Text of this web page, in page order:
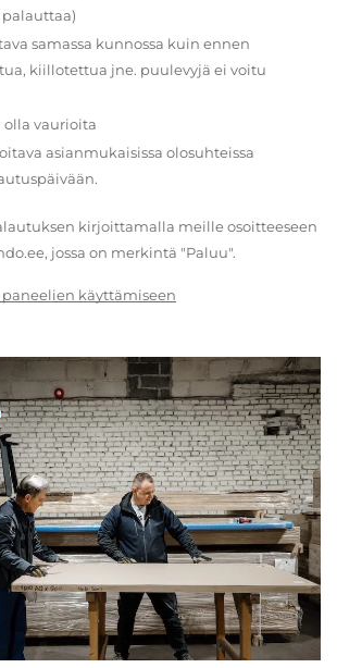
samassa kunnossa kuin ennen
kiillotettua jne. puulevyjä ei voitu
olla vaurioita
asianmukaisissa olosuhteissa
kirjoittamalla meille osoitteeseen
jossa on merkintä "Paluu".
käyttämiseen